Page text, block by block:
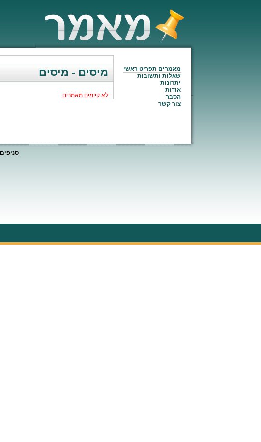
מיסים - מיסים
לא קיימים מאמרים
מאמרים תפריט ראשי
שאלות ותשובות
יתרונות
אודות
הסבר
צור קשר
סניפים